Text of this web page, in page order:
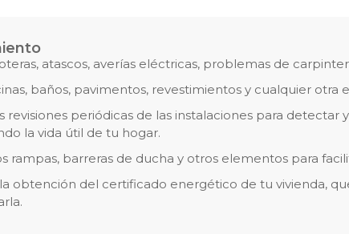
atascos, averías eléctricas, problemas de
baños, pavimentos, revestimientos y cualquier otra
revisiones periódicas de las instalaciones para
la vida útil de tu hogar.
rampas, barreras de ducha y otros elementos para
obtención del certificado energético de tu vivienda,